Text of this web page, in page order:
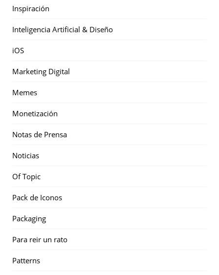
Inspiración
Inteligencia Artificial & Diseño
iOS
Marketing Digital
Memes
Monetización
Notas de Prensa
Noticias
Of Topic
Pack de Iconos
Packaging
Para reir un rato
Patterns